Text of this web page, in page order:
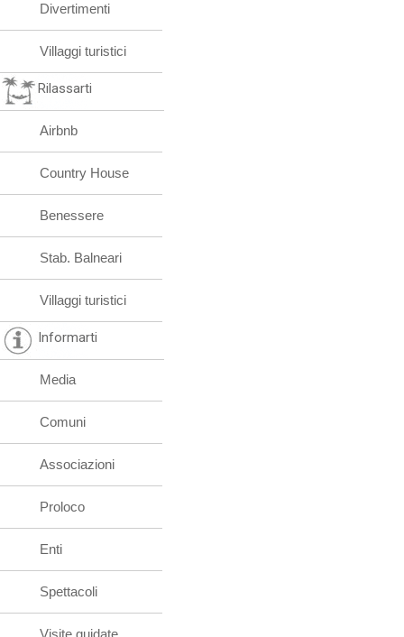
Divertimenti
Villaggi turistici
Rilassarti
Airbnb
Country House
Benessere
Stab. Balneari
Villaggi turistici
Informarti
Media
Comuni
Associazioni
Proloco
Enti
Spettacoli
Visite guidate